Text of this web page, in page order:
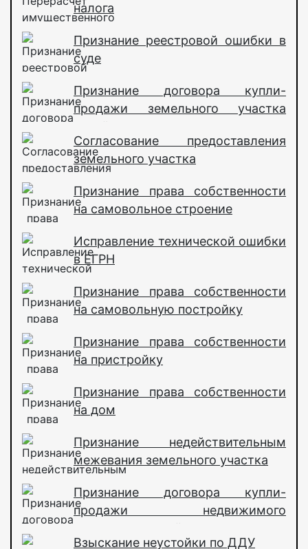
налога
Признание реестровой ошибки в
суде
Признание договора купли-
продажи земельного участка
Согласование предоставления
земельного участка
Признание права собственности
на самовольное строение
Исправление технической ошибки
в ЕГРН
Признание права собственности
на самовольную постройку
Признание права собственности
на пристройку
Признание права собственности
на дом
Признание недействительным
межевания земельного участка
Признание договора купли-
продажи недвижимого
Взыскание неустойки по ДДУ